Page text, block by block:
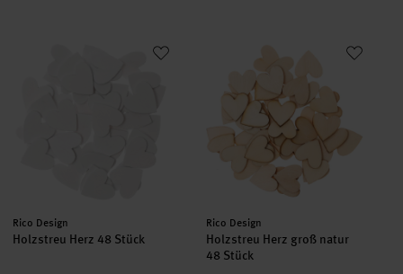
Holzstreu Herz 48 Stück
Hersteller:
Rico Design
Holzstreu Herz 48 Stück
Holzstreu Herz groß natur 48
Hersteller:
Rico Design
Holzstreu Herz groß natur
48 Stück